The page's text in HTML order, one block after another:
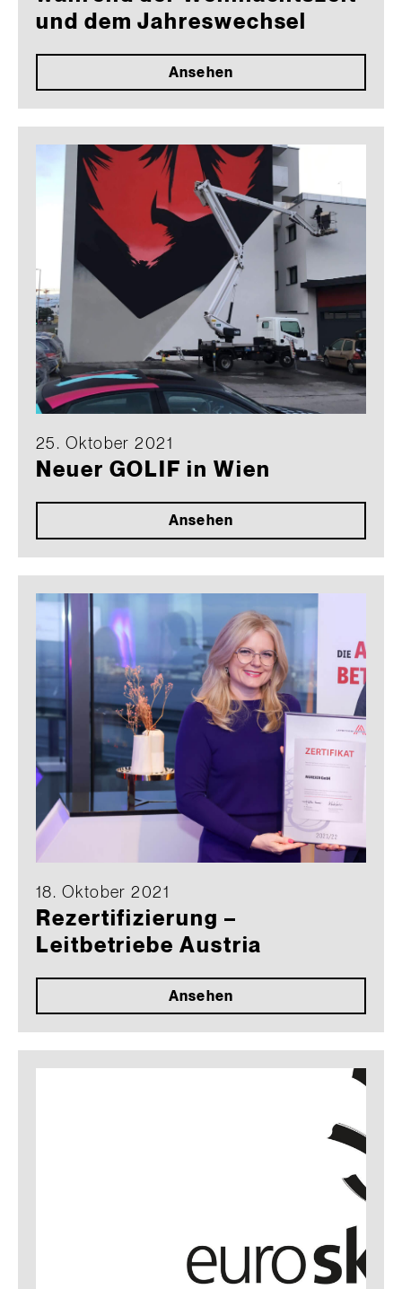
und dem Jahreswechsel
Ansehen
25. Oktober 2021
Neuer GOLIF in Wien
Ansehen
18. Oktober 2021
Rezertifizierung –
Leitbetriebe Austria
Ansehen